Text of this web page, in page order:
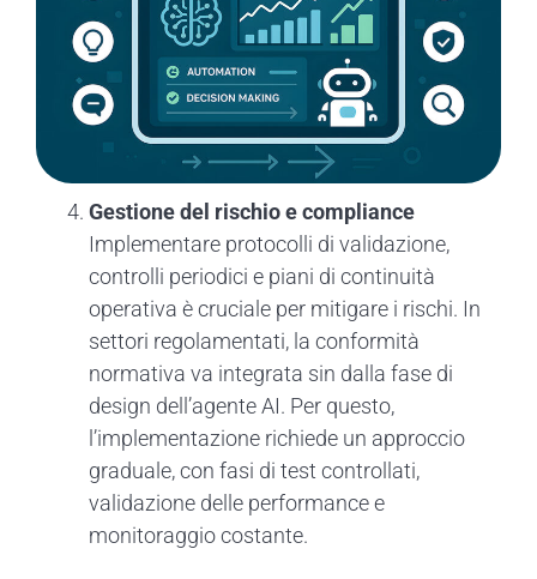
Gestione del rischio e compliance
Implementare protocolli di validazione,
controlli periodici e piani di continuità
operativa è cruciale per mitigare i rischi. In
settori regolamentati, la conformità
normativa va integrata sin dalla fase di
design dell’agente AI. Per questo,
l’implementazione richiede un approccio
graduale, con fasi di test controllati,
validazione delle performance e
monitoraggio costante.